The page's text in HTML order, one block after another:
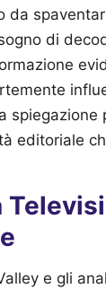
da
di
editoriale
e gli